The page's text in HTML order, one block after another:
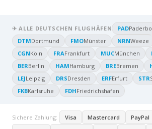
✈ ALLE DEUTSCHEN FLUGHÄFEN PAD
DTMDortmund FMOMünster NRNWeeze
CGNKöln FRAFrankfurt MUCMünchen
BERBerlin HAMHamburg BREBremen
LEJLeipzig DRSDresden ERFErfurt STR
FKBKarlsruhe FDHFriedrichshafen
Sichere Zahlung: Visa Mastercard PayPal